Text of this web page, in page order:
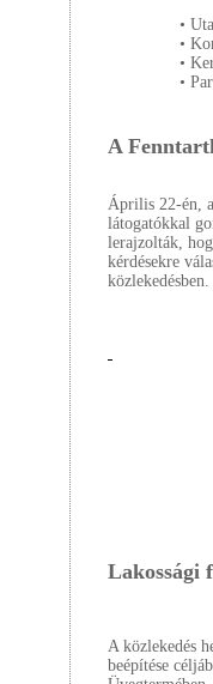
•
•
•
•
A
Április 22-én,
látogatókkal
lerajzolták,
kérdésekre
közlekedésben.
Lakossági
A közlekedés
beépítése